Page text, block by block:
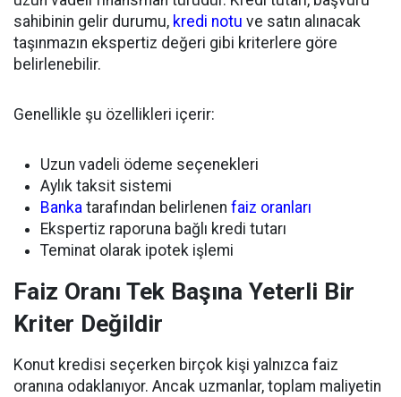
sahibinin gelir durumu, kredi notu ve satın alınacak
taşınmazın ekspertiz değeri gibi kriterlere göre
belirlenebilir.
Genellikle şu özellikleri içerir:
Uzun vadeli ödeme seçenekleri
Aylık taksit sistemi
Banka tarafından belirlenen faiz oranları
Ekspertiz raporuna bağlı kredi tutarı
Teminat olarak ipotek işlemi
Faiz Oranı Tek Başına Yeterli Bir
Kriter Değildir
Konut kredisi seçerken birçok kişi yalnızca faiz
oranına odaklanıyor. Ancak uzmanlar, toplam maliyetin